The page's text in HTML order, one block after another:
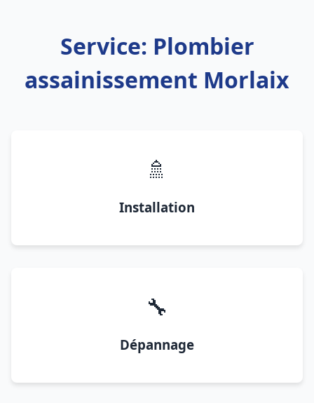
Service: Plombier
assainissement Morlaix
🚿
Installation
🔧
Dépannage